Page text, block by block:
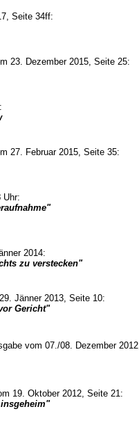
Seite 34ff:
23. Dezember 2015, Seite 25:
27. Februar 2015, Seite 35:
Uhr:
2014:
zu verstecken"
Jänner 2013, Seite 10:
Gericht"
vom 07./08. Dezember
19. Oktober 2012, Seite 21: